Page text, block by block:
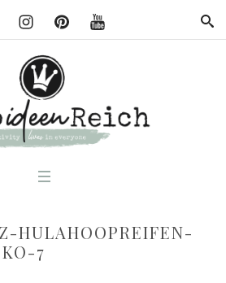
HULAHOOPREIFEN-
7